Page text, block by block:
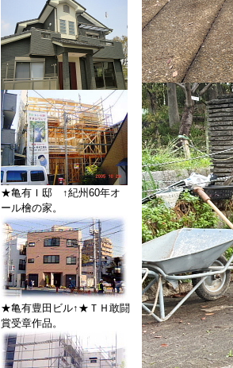
★亀有Ｉ邸 ↑紀州60年オ
ール檜の家。
★亀有豊田ビル↑★ＴＨ敢闘
賞受章作品。